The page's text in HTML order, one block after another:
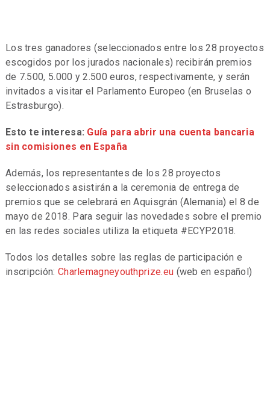
Los tres ganadores (seleccionados entre los 28 proyectos
escogidos por los jurados nacionales) recibirán premios
de 7.500, 5.000 y 2.500 euros, respectivamente, y serán
invitados a visitar el Parlamento Europeo (en Bruselas o
Estrasburgo).
Esto te interesa: Guía para abrir una cuenta bancaria
sin comisiones en España
Además, los representantes de los 28 proyectos
seleccionados asistirán a la ceremonia de entrega de
premios que se celebrará en Aquisgrán (Alemania) el 8 de
mayo de 2018. Para seguir las novedades sobre el premio
en las redes sociales utiliza la etiqueta #ECYP2018.
Todos los detalles sobre las reglas de participación e
inscripción: Charlemagneyouthprize.eu (web en español)